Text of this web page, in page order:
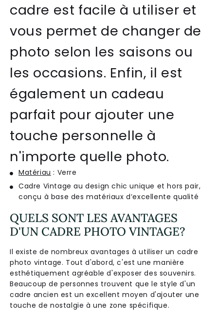
cadre est facile à utiliser et
vous permet de changer de
photo selon les saisons ou
les occasions. Enfin, il est
également un cadeau
parfait pour ajouter une
touche personnelle à
n'importe quelle photo.
Matériau : Verre
Cadre Vintage au design chic unique et hors pair,
conçu à base des matériaux d’excellente qualité
QUELS SONT LES AVANTAGES
D'UN CADRE PHOTO VINTAGE?
Il existe de nombreux avantages à utiliser un cadre
photo vintage. Tout d'abord, c'est une manière
esthétiquement agréable d'exposer des souvenirs.
Beaucoup de personnes trouvent que le style d'un
cadre ancien est un excellent moyen d'ajouter une
touche de nostalgie à une zone spécifique.